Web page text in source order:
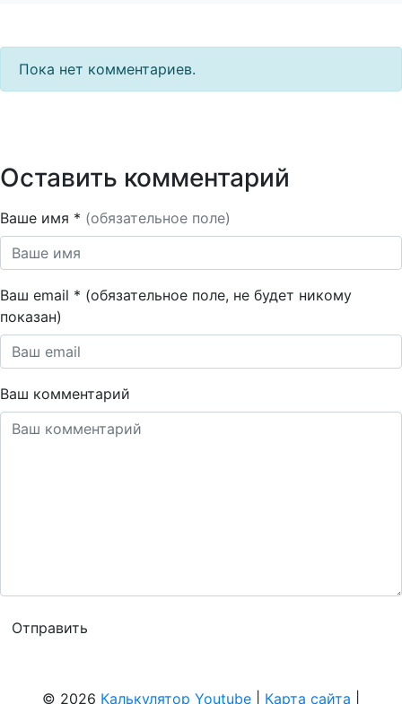
Пока нет комментариев.
Оставить комментарий
Ваше имя * (обязательное поле)
Ваш email * (обязательное поле, не будет никому
показан)
Ваш комментарий
© 2026 Калькулятор Youtube Карта сайта